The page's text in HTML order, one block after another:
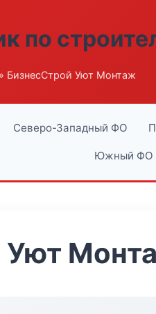
по
» БизнесСтрой Уют Монтаж
Северо-Западный ФО
Южный ФО
Уют